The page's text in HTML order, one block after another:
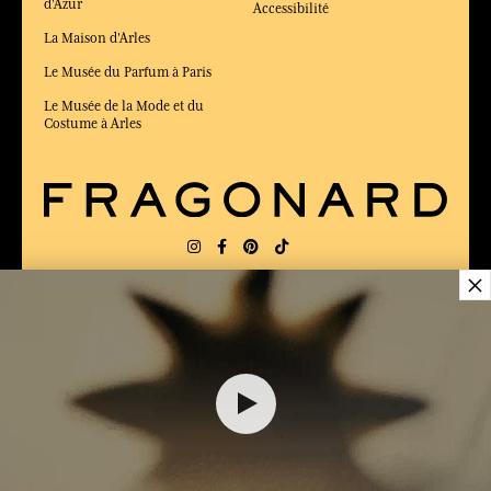
d'Azur
La Maison d'Arles
Le Musée du Parfum à Paris
Le Musée de la Mode et du
Costume à Arles
Accessibilité
FR LANGUE: FR
×